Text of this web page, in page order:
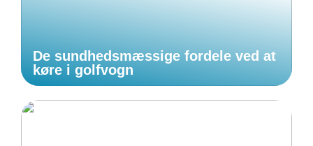
De sundhedsmæssige fordele ved at
køre i golfvogn